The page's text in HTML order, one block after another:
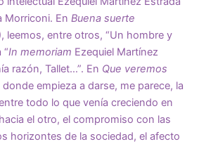
Morriconi. En Buena suerte
leemos, entre otros, “Un hombre y
“In memoriam Ezequiel Martínez
razón, Tallet…”. En Que veremos
empieza a darse, me parece, la
todo lo que venía creciendo en
el otro, el compromiso con las
horizontes de la sociedad, el afecto